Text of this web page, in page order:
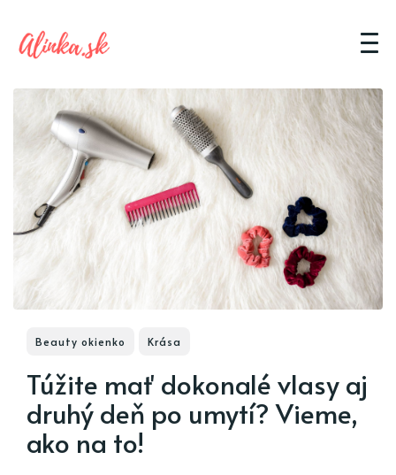
Beauty okienko Krása
Túžite mať dokonalé vlasy aj
druhý deň po umytí? Vieme,
ako na to!